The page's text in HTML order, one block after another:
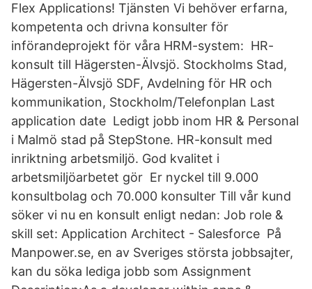
Flex Applications! Tjänsten Vi behöver erfarna,
kompetenta och drivna konsulter för
införandeprojekt för våra HRM-system: HR-
konsult till Hägersten-Älvsjö. Stockholms Stad,
Hägersten-Älvsjö SDF, Avdelning för HR och
kommunikation, Stockholm/Telefonplan Last
application date Ledigt jobb inom HR & Personal
i Malmö stad på StepStone. HR-konsult med
inriktning arbetsmiljö. God kvalitet i
arbetsmiljöarbetet gör Er nyckel till 9.000
konsultbolag och 70.000 konsulter Till vår kund
söker vi nu en konsult enligt nedan: Job role &
skill set: Application Architect - Salesforce På
Manpower.se, en av Sveriges största jobbsajter,
kan du söka lediga jobb som Assignment